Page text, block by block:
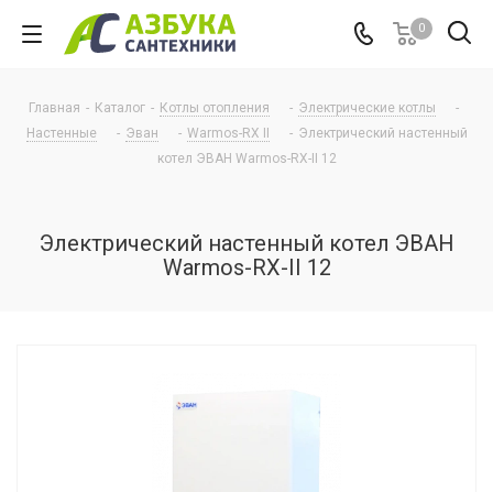
0
Главная - Каталог - Котлы отопления - Электрические котлы
-
Настенные
- Эван - Warmos-RX II - Электрический настенный
котел ЭВАН Warmos-RX-II 12
Электрический настенный котел ЭВАН
Warmos-RX-II 12